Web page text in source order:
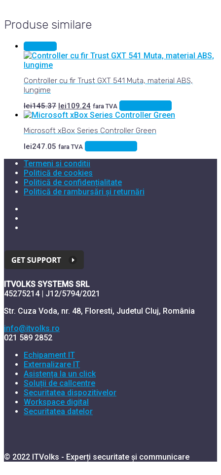
Produse similare
Sale 25%
Controller cu fir Trust GXT 541 Muta, material ABS,
lungime
lei145.37 Prețul
inițial
fost:
lei145.37.
lei109.24 Prețul
curent
lei109.24.
fara TVA
Microsoft xBox Series Controller Green
lei247.05 fara TVA
Termeni si conditii
Politică de cookies
Politică de confidențialitate
Politică de rambursări și returnări
ITVOLKS SYSTEMS SRL
45275214 | J12/5794/2021
Str. Cuza Voda, nr. 48, Floresti, Judetul Cluj, România
info@itvolks.ro
021 589 2852
Echipament IT
Externalizare IT
Asistența la un click
Soluții de callcentre
Securitatea dispozitivelor
Workspace digital
Securitatea datelor
© 2022 ITVolks - Experți securitate și communicare